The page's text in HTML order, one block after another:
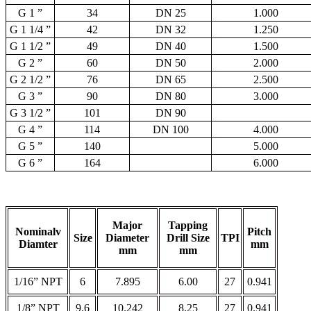
G 1 ”
34 DN 25
1.000
G 1 1/4 ”
42 DN 32
1.250
G 1 1/2 ”
49 DN 40
1.500
G 2 ”
60 DN 50
2.000
G 2 1/2 ”
76 DN 65
2.500
G 3 ”
90 DN 80
3.000
G 3 1/2 ”
101
DN 90
G 4 ”
114 DN 100
4.000
G 5 ”
140
5.000
G 6 ”
164 6.000
Nominalv
Diamter
Size
Major
Diameter
mm
Tapping
Drill Size
mm
TPI
Pitch
mm
1/16” NPT 6 7.895 6.00 27 0.941
1/8” NPT 9.6 10.242 8.25 27 0.941